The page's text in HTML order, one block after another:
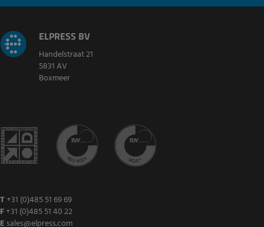
ELPRESS BV
Handelstraat 21
5831 AV
Boxmeer
T +31 (0)485 51 69 69
F+31 (0)485 51 40 22
E sales@elpress.com